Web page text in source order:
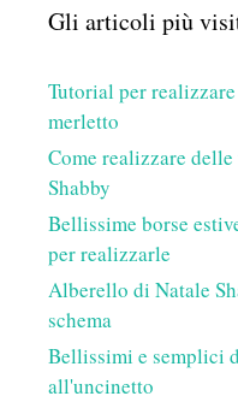
Gli articoli più
Tutorial per
merletto
Come realizzare
Shabby
Bellissime borse
per realizzarle
Alberello di Natale
schema
Bellissimi e semplici
all'uncinetto